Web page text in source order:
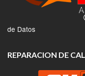
de Datos
REPARACION DE